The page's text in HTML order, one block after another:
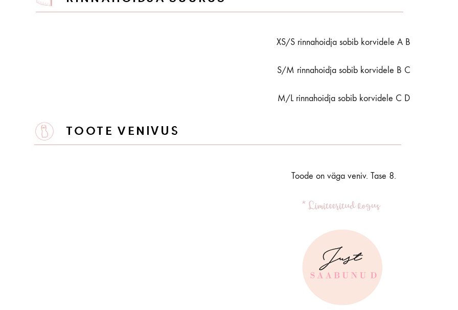
XS/S rinnahoidja sobib korvidele A B
S/M rinnahoidja sobib korvidele B C
M/L rinnahoidja sobib korvidele C D
Toode on väga veniv. Tase 8.